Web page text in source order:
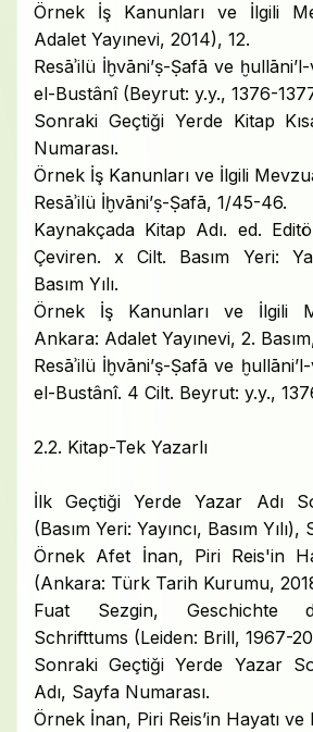
Örnek İş Kanunları ve İlgili
Adalet Yayınevi, 2014), 12.
Resāʾilü İḫvāni’ṣ-Ṣafā ve
el-Bustânî (Beyrut: y.y., 1376-
Sonraki Geçtiği Yerde Kitap
Numarası.
Örnek İş Kanunları ve İlgili
Resāʾilü İḫvāni’ṣ-Ṣafā, 1/45-46.
Kaynakçada Kitap Adı. ed.
Çeviren. x Cilt. Basım Yeri:
Basım Yılı.
Örnek İş Kanunları ve İlgili
Ankara: Adalet Yayınevi, 2.
Resāʾilü İḫvāni’ṣ-Ṣafā ve
el-Bustânî. 4 Cilt. Beyrut: y.y.,
2.2. Kitap-Tek Yazarlı
İlk Geçtiği Yerde Yazar Adı
(Basım Yeri: Yayıncı, Basım
Örnek Afet İnan, Piri Reis'in
(Ankara: Türk Tarih Kurumu,
Fuat Sezgin, Geschichte
Schrifttums (Leiden: Brill, 1967-
Sonraki Geçtiği Yerde Yazar
Adı, Sayfa Numarası.
Örnek İnan, Piri Reis’in Hayatı ve